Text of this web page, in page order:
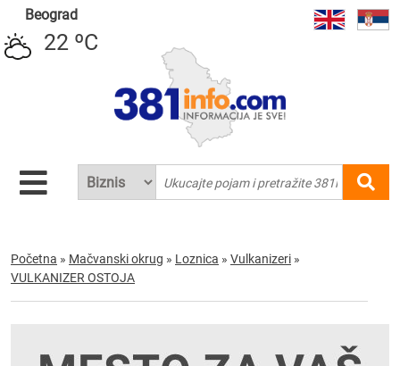
Beograd
22 ºC
Početna » Mačvanski okrug » Loznica » Vulkanizeri »
VULKANIZER OSTOJA